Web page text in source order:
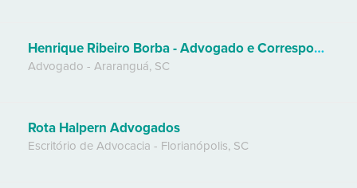
Henrique Ribeiro Borba - Advogado e Correspondente Jurídico
Advogado - Araranguá, SC
Rota Halpern Advogados
Escritório de Advocacia - Florianópolis, SC